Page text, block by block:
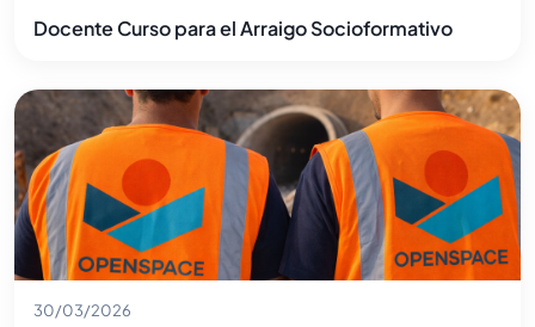
Docente Curso para el Arraigo Socioformativo
30/03/2026